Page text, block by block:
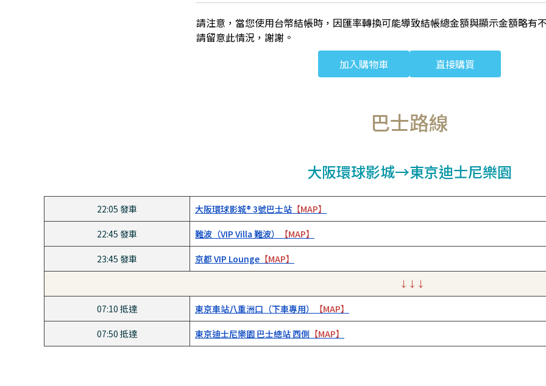
請注意，當您使用台幣結帳時，因匯率轉換可能導致結帳總金額與顯示金額略有
請留意此情況，謝謝。
加入購物車
直接購買
巴士路線
大阪環球影城→東京迪士尼樂園
22:05 發車 大阪環球影城®️ 3號巴士站【MAP】
22:45 發車 難波（VIP Villa 難波） 【MAP】
23:45 發車 京都 VIP Lounge 【MAP】
↓↓↓
07:10 抵達 東京車站八重洲口（下車專用） 【MAP】
07:50 抵達 東京迪士尼樂園 巴士總站 西側 【MAP】